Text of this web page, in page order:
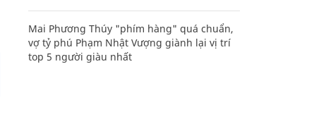
Mai Phương Thúy "phím hàng" quá chuẩn,
vợ tỷ phú Phạm Nhật Vượng giành lại vị trí
top 5 người giàu nhất